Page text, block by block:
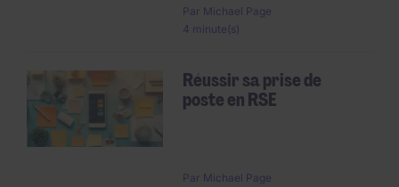
Par Michael Page
4 minute(s)
Réussir sa prise de
poste en RSE
Par Michael Page